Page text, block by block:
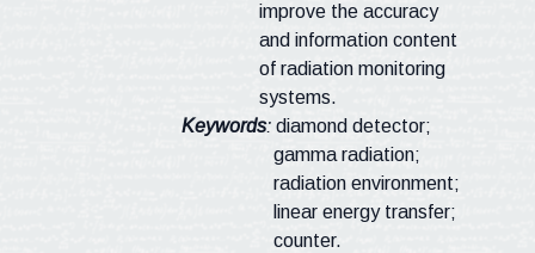
improve the accuracy
and information content
of radiation monitoring
systems.
Keywords:diamond detector;
gamma radiation;
radiation environment;
linear energy transfer;
counter.